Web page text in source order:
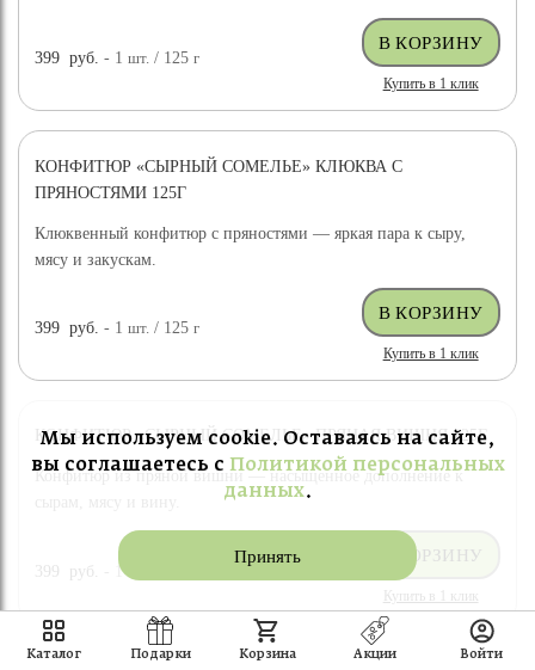
399 руб. - 1шт. / 125г
Купить в 1 клик
КОНФИТЮР «СЫРНЫЙ СОМЕЛЬЕ» КЛЮКВА С
ПРЯНОСТЯМИ 125Г
Клюквенный конфитюр с пряностями — яркая пара к сыру,
мясу и закускам.
399 руб. - 1шт. / 125г
Купить в 1 клик
КОНФИТЮР «СЫРНЫЙ СОМЕЛЬЕ» ПРЯНАЯ ВИШНЯ 125Г
Конфитюр из пряной вишни — насыщенное дополнение к
399 руб. - 1
Купить в 1 клик
Мы используем cookie. Оставаясь на сайте,
вы соглашаетесь с Политикой персональных
данных.
Принять
Каталог Подарки Корзина Акции Войти